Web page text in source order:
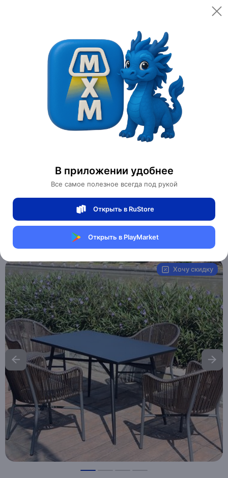
В приложении удобнее
Все самое полезное всегда под рукой
Открыть в RuStore
Открыть в PlayMarket
Открыть
Категории
Мебель для дома и офиса
Садовые обеденные комплекты
Обеденный комплект Jingou
0 отзывов 0
Магазин Ephdarren
Артикул: MXM5271470429
Хочу скидку